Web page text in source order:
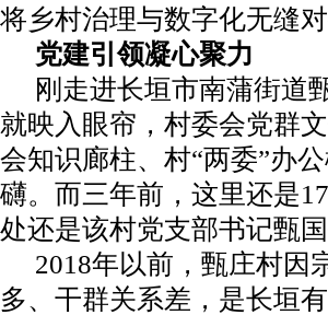
将乡村治理与数字化无缝
党建引领凝心聚力
刚走进长垣市南蒲街道
就映入眼帘，村委会党群
会知识廊柱、村“两委”办
礴。而三年前，这里还是
处还是该村党支部书记甄
2018年以前，甄庄村因
多、干群关系差，是长垣